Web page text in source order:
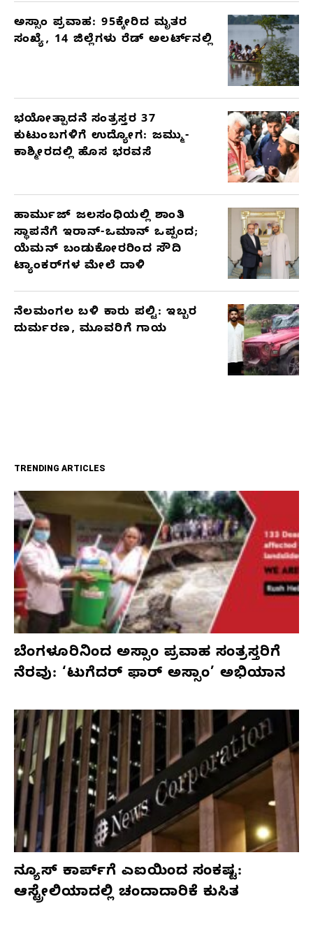
ಅಸ್ಸಾಂ ಪ್ರವಾಹ: 95ಕ್ಕೇರಿದ ಮೃತರ
ಸಂಖ್ಯೆ, 14 ಜಿಲ್ಲೆಗಳು ರೆಡ್ ಅಲರ್ಟ್‌ನಲ್ಲಿ
ಭಯೋತ್ಪಾದನೆ ಸಂತ್ರಸ್ತರ 37
ಕುಟುಂಬಗಳಿಗೆ ಉದ್ಯೋಗ: ಜಮ್ಮು-
ಕಾಶ್ಮೀರದಲ್ಲಿ ಹೊಸ ಭರವಸೆ
ಹಾರ್ಮುಜ್ ಜಲಸಂಧಿಯಲ್ಲಿ ಶಾಂತಿ
ಸ್ಥಾಪನೆಗೆ ಇರಾನ್-ಒಮಾನ್ ಒಪ್ಪಂದ;
ಯೆಮನ್ ಬಂಡುಕೋರರಿಂದ ಸೌದಿ
ಟ್ಯಾಂಕರ್‌ಗಳ ಮೇಲೆ ದಾಳಿ
ನೆಲಮಂಗಲ ಬಳಿ ಕಾರು ಪಲ್ಟಿ: ಇಬ್ಬರ
ದುರ್ಮರಣ, ಮೂವರಿಗೆ ಗಾಯ
TRENDING ARTICLES
ಬೆಂಗಳೂರಿನಿಂದ ಅಸ್ಸಾಂ ಪ್ರವಾಹ ಸಂತ್ರಸ್ತರಿಗೆ
ನೆರವು: ‘ಟುಗೆದರ್ ಫಾರ್ ಅಸ್ಸಾಂ’ ಅಭಿಯಾನ
ನ್ಯೂಸ್ ಕಾರ್ಪ್‌ಗೆ ಎಐಯಿಂದ ಸಂಕಷ್ಟ:
ಆಸ್ಟ್ರೇಲಿಯಾದಲ್ಲಿ ಚಂದಾದಾರಿಕೆ ಕುಸಿತ